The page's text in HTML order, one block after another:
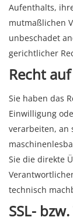
Aufenthalts,
mutmaßlichen
unbeschadet
gerichtlicher
Recht
Sie haben das
Einwilligung
verarbeiten, an
Sie die direkte
technisch
SSL-